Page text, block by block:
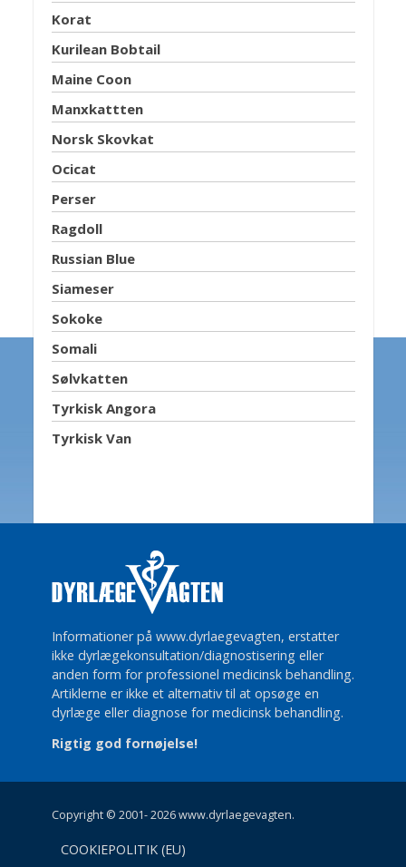
Korat
Kurilean Bobtail
Maine Coon
Manxkattten
Norsk Skovkat
Ocicat
Perser
Ragdoll
Russian Blue
Siameser
Sokoke
Somali
Sølvkatten
Tyrkisk Angora
Tyrkisk Van
Informationer på www.dyrlaegevagten, erstatter
ikke dyrlægekonsultation/diagnostisering eller
anden form for professionel medicinsk behandling.
Artiklerne er ikke et alternativ til at opsøge en
dyrlæge eller diagnose for medicinsk behandling.
Rigtig god fornøjelse!
Copyright © 2001- 2026 www.dyrlaegevagten.
COOKIEPOLITIK (EU)